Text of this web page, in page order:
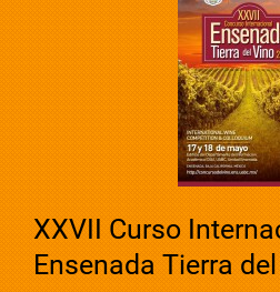
XXVII Curso
Ensenada Tierra